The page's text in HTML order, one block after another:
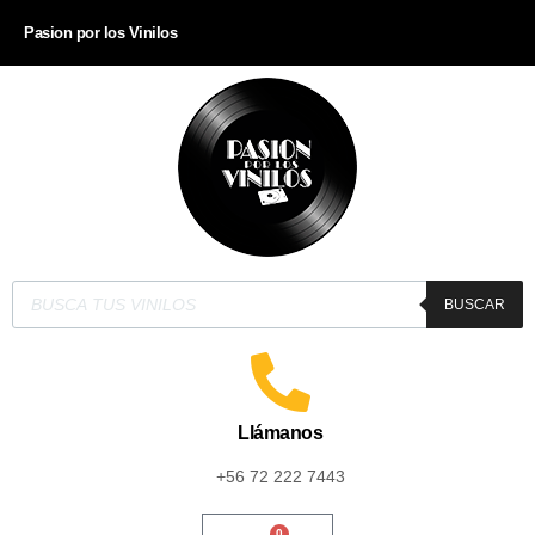
Pasion por los Vinilos
BUSCAR
Llámanos
+56 72 222 7443